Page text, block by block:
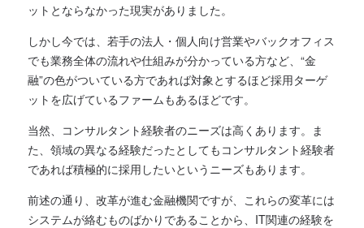
ットとならなかった現実がありました。
しかし今では、若手の法人・個人向け営業やバックオフィス
でも業務全体の流れや仕組みが分かっている方など、“金
融”の色がついている方であれば対象とするほど採用ターゲ
ットを広げているファームもあるほどです。
当然、コンサルタント経験者のニーズは高くあります。ま
た、領域の異なる経験だったとしてもコンサルタント経験者
であれば積極的に採用したいというニーズもあります。
前述の通り、改革が進む金融機関ですが、これらの変革には
システムが絡むものばかりであることから、IT関連の経験を